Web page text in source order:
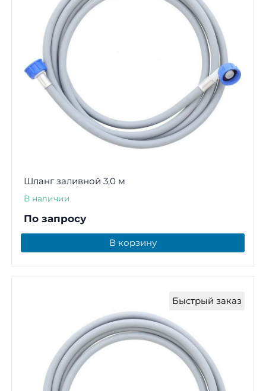
Шланг заливной 3,0 м
В наличии
По запросу
В корзину
Быстрый заказ